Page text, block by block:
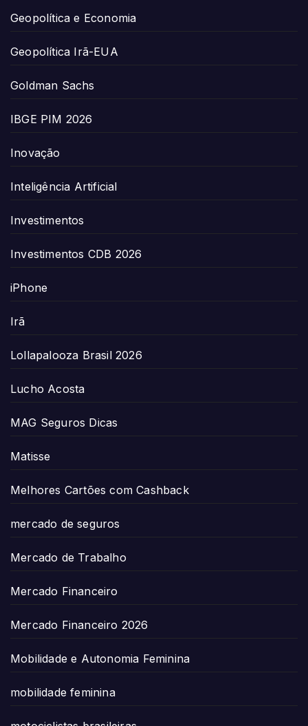
Geopolítica e Economia
Geopolítica Irã-EUA
Goldman Sachs
IBGE PIM 2026
Inovação
Inteligência Artificial
Investimentos
Investimentos CDB 2026
iPhone
Irã
Lollapalooza Brasil 2026
Lucho Acosta
MAG Seguros Dicas
Matisse
Melhores Cartões com Cashback
mercado de seguros
Mercado de Trabalho
Mercado Financeiro
Mercado Financeiro 2026
Mobilidade e Autonomia Feminina
mobilidade feminina